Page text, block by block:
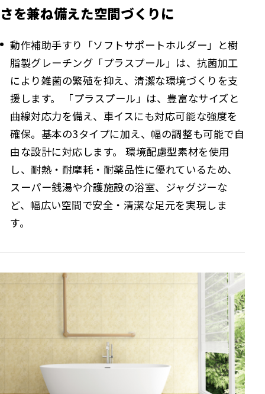
さを兼ね備えた空間づくりに
動作補助手すり「ソフトサポートホルダー」と樹
脂製グレーチング「プラスプール」は、抗菌加工
により雑菌の繁殖を抑え、清潔な環境づくりを支
援します。 「プラスプール」は、豊富なサイズと
曲線対応力を備え、車イスにも対応可能な強度を
確保。基本の3タイプに加え、幅の調整も可能で自
由な設計に対応します。 環境配慮型素材を使用
し、耐熱・耐摩耗・耐薬品性に優れているため、
スーパー銭湯や介護施設の浴室、ジャグジーな
ど、幅広い空間で安全・清潔な足元を実現しま
す。